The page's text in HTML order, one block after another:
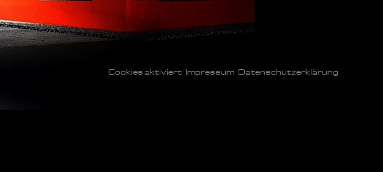
Cookies aktiviert·Impressum·Datenschutzerklärung